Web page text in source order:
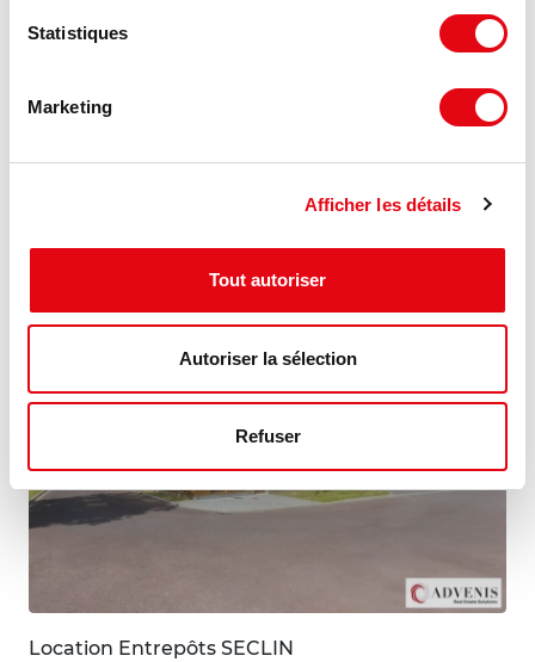
Statistiques
Marketing
Afficher les détails
Tout autoriser
Autoriser la sélection
Refuser
59700 MARCQ EN BAROEUL
HT HC/m²/an
Location Entrepôts SECLIN